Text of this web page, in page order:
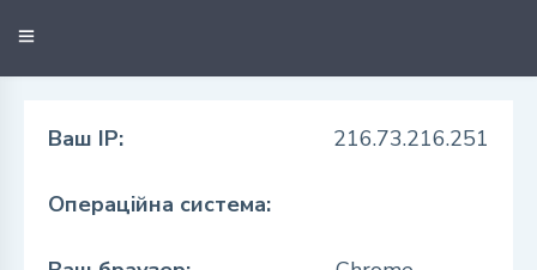
Ваш IP: 216.73.216.251
Операційна система: